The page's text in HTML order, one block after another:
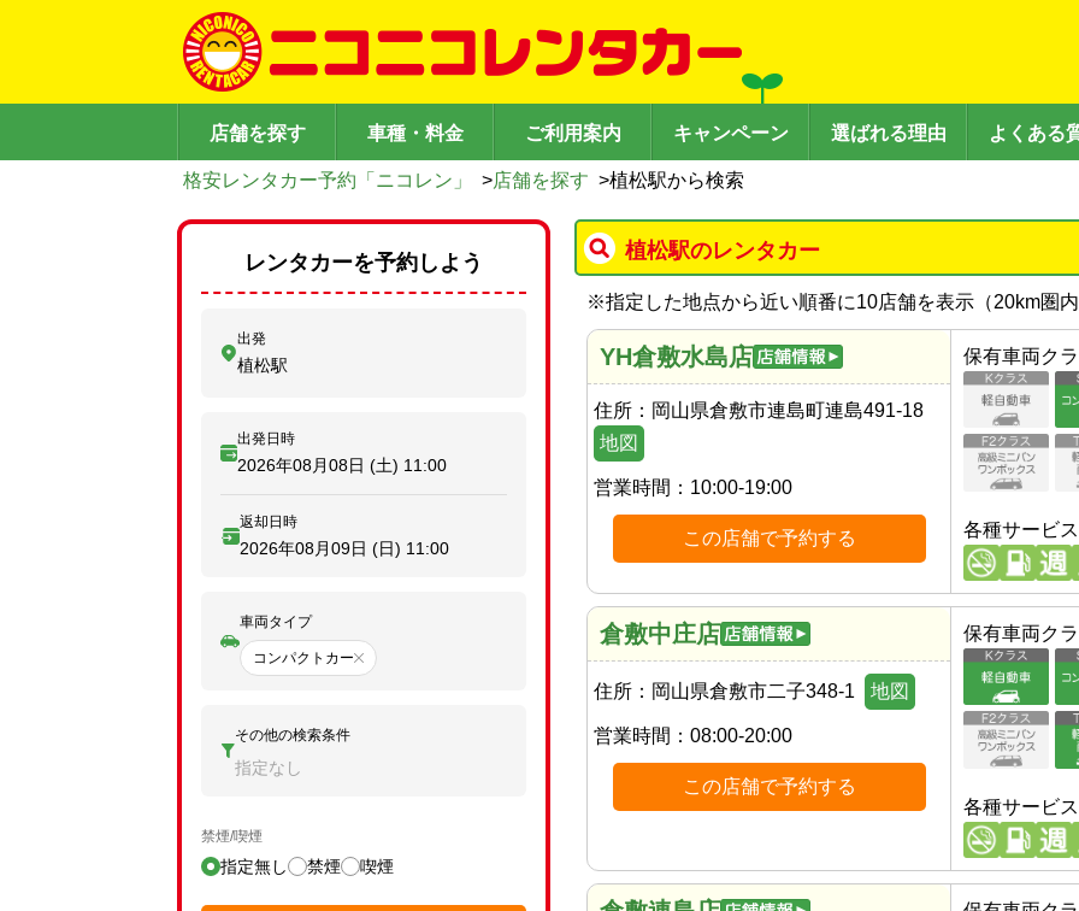
店舗を探す 車種・料金 ご利用案内 キャンペーン 選ばれる理由 よくある
格安レンタカー予約「ニコレン」 >店舗を探す >植松駅から検索
植松駅のレンタカー
※指定した地点から近い順番に10店舗を表示（20km圏
YH倉敷水島店
住所： 岡山県倉敷市連島町連島491-18
地図
営業時間： 10:00-19:00
この店舗で予約する
保有車両ク
各種サービス
倉敷中庄店
住所： 岡山県倉敷市二子348-1 地図
営業時間： 08:00-20:00
この店舗で予約する
保有車両ク
各種サービス
レンタカーを予約しよう
出発
植松駅
出発日時
2026年08月08日 (土) 11:00
返却日時
2026年08月09日 (日) 11:00
車両タイプ
コンパクトカー
その他の検索条件
指定なし
禁煙/喫煙
指定無し 禁煙 喫煙